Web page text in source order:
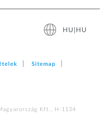
HU|HU
Sitemap
Kft., H-1134